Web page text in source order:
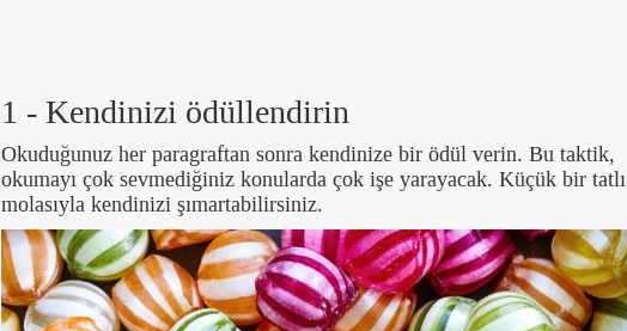
1 - Kendinizi ödüllendirin
Okuduğunuz her paragraftan sonra kendinize bir ödül verin. Bu taktik,
okumayı çok sevmediğiniz konularda çok işe yarayacak. Küçük bir tatlı
molasıyla kendinizi şımartabilirsiniz.